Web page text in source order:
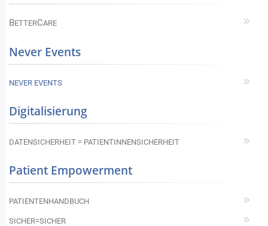
BETTERCARE
Never Events
NEVER EVENTS
Digitalisierung
DATENSICHERHEIT = PATIENTINNENSICHERHEIT
Patient Empowerment
PATIENTENHANDBUCH
SICHER=SICHER